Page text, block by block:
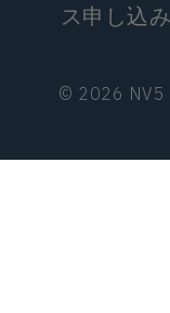
ス申し込み
© 2026 NV5